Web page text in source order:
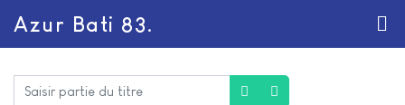
Azur Bati 83.
Saisir partie du titre